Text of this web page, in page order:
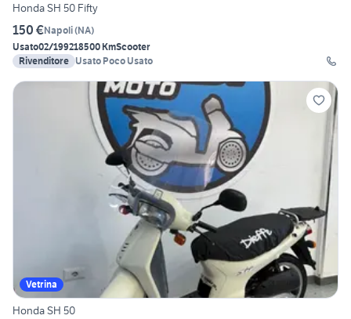
Honda SH 50 Fifty
150 €Napoli(NA)
Usato02/199218500 KmScooter
Rivenditore Usato Poco Usato
Vetrina
Honda SH 50